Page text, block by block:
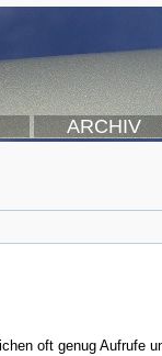
ARCHIV
oft genug Aufrufe